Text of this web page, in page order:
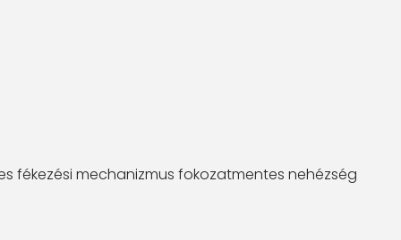
fékezési mechanizmus fokozatmentes nehézség